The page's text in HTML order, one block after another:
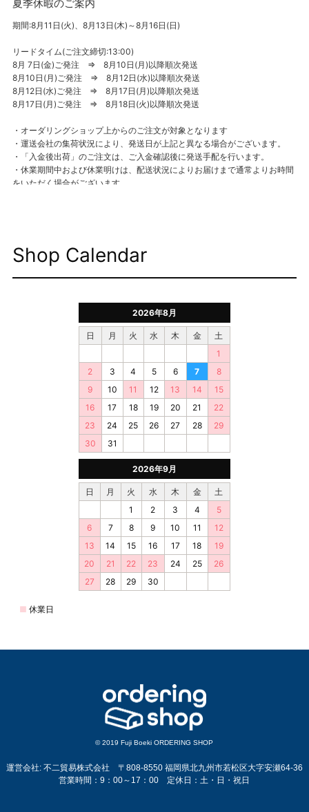
© 2019 Fuji Boeki ORDERING SHOP
運営会社: 不二貿易株式会社 〒808-8550 福岡県北九州市若松区大字安瀬64-36
営業時間：9：00～17：00 定休日：土・日・祝日